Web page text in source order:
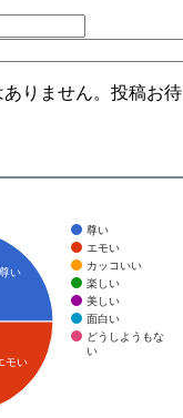
りません。投稿お待
尊い
エモい
カッコいい
楽しい
美しい
面白い
どうしようもな
い
尊い
モい